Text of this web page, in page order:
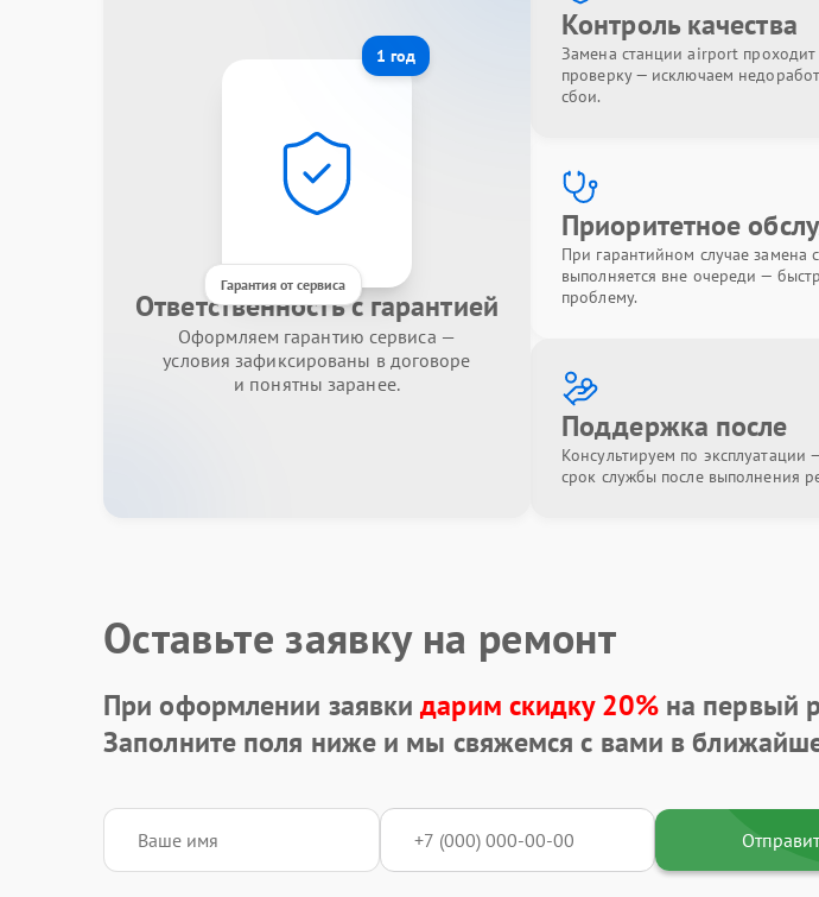
1 год
Гарантия от сервиса
Ответственность с гарантией
Оформляем гарантию сервиса —
условия зафиксированы в договоре
и понятны заранее.
Контроль качества
Замена станции airport
проверку — исключаем
сбои.
Приоритетное
При гарантийном случае замена
выполняется вне очереди —
проблему.
Поддержка после
Консультируем по эксплуатации
срок службы после выполнения
Оставьте заявку на ремонт
При оформлении заявкидарим скидку 20%на первый
Заполните поля ниже и мы свяжемся с вами в